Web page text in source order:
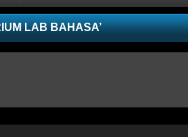
LAB BAHASA’